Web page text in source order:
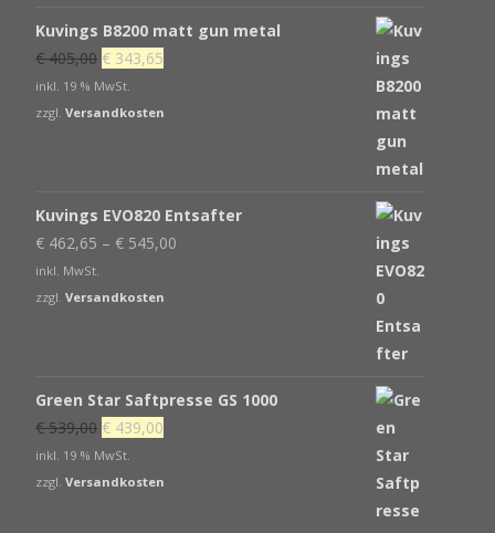
Kuvings B8200 matt gun metal
€405,00 Ursprünglicher
Preis
war:
€ 343,65
ist:
inkl. 19 % MwSt.
zzgl. Versandkosten
Kuvings EVO820 Entsafter
€ 462,65 – € 545,00
inkl. MwSt.
zzgl. Versandkosten
Green Star Saftpresse GS 1000
€539,00 Ursprünglicher
Preis
war:
€ 439,00
ist:
inkl. 19 % MwSt.
zzgl. Versandkosten